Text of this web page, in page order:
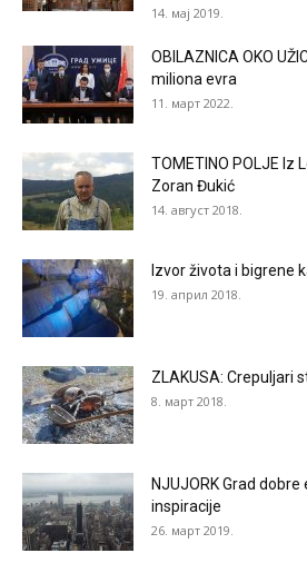
14. мај 2019.
OBILAZNICA OKO
miliona evra
11. март 2022.
TOMETINO POLJE Iz
Zoran Đukić
14. август 2018.
Izvor života i bigrene
19. април 2018.
ZLAKUSA: Crepuljari
8. март 2018.
NJUJORK Grad
inspiracije
26. март 2019.